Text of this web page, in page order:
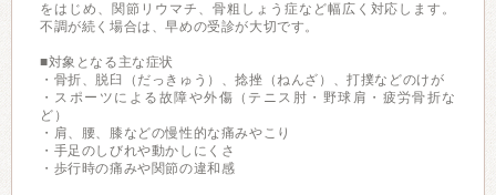
をはじめ、関節リウマチ、骨粗しょう症など幅広く対応します。
不調が続く場合は、早めの受診が大切です。
■対象となる主な症状
・骨折、脱臼（だっきゅう）、捻挫（ねんざ）、打撲などのけが
・スポーツによる故障や外傷（テニス肘・野球肩・疲労骨折な
ど）
・肩、腰、膝などの慢性的な痛みやこり
・手足のしびれや動かしにくさ
・歩行時の痛みや関節の違和感